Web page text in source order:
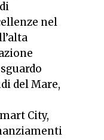
nel
del Mare,
City,